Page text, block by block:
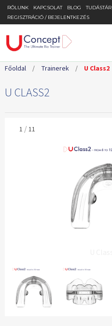
RÓLUNK KAPCSOLAT BLOG
TUDÁSTÁR
REGISZTRÁCIÓ / BEJELENTKEZÉS
1 /11
Főoldal / Trainerek / U Class2
U CLASS2